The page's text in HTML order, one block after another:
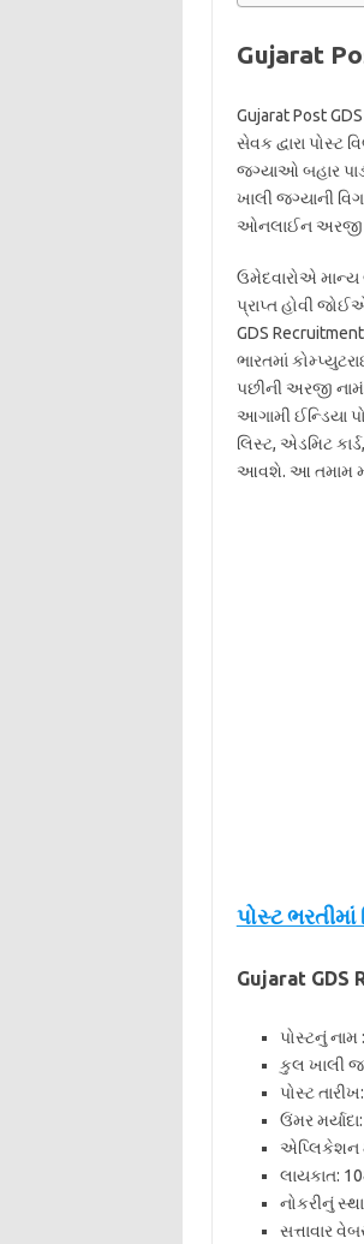
Gujarat
Gujarat Post
સેવક દ્વારા પોસ્ટ
જગ્યાઓ બહાર
ખાલી જગ્યાની
ઓનલાઈન અરજી
ઉમેદવારોએ માન્ય
પ્રાપ્ત હોવી
GDS
ભારતમાં
પછીની અરજી
આગામી ઈન્ડિયા
લિસ્ટ, એડમિટ
આવશે. આ તમામ
પોસ્ટ
Gujarat GDS
પોસ્ટનું નામ
કુલ ખાલી
પોસ્ટ
ઉંમર
એપ્લિકેશન
લાયકાત:
નોકરીનું
સત્તાવાર